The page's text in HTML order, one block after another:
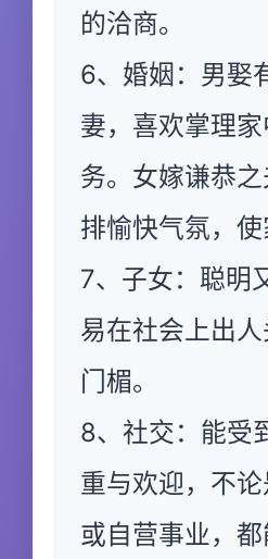
的洽商。
6、婚姻：男娶
妻，喜欢掌理
务。女嫁谦恭
排愉快气氛，使
7、子女：聪明
易在社会上出
门楣。
8、社交：能受
重与欢迎，不
或自营事业，